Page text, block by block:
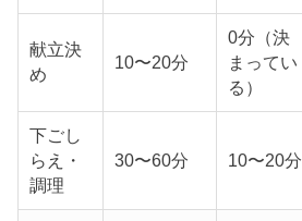
献立決
め
10〜20分
0分（決
まってい
る）
下ごし
らえ・
調理
30〜60分 10〜20分